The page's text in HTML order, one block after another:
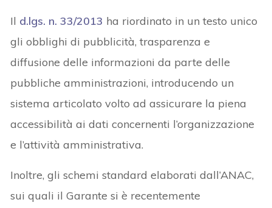
Il d.lgs. n. 33/2013 ha riordinato in un testo unico
gli obblighi di pubblicità, trasparenza e
diffusione delle informazioni da parte delle
pubbliche amministrazioni, introducendo un
sistema articolato volto ad assicurare la piena
accessibilità ai dati concernenti l’organizzazione
e l’attività amministrativa.
Inoltre, gli schemi standard elaborati dall’ANAC,
sui quali il Garante si è recentemente